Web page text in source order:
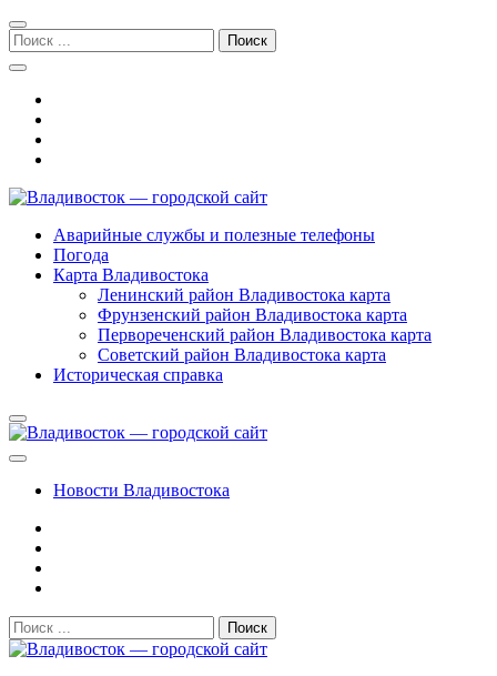
Перейти
к
навигации
Перейти
к
содержимому
Поиск:
Владивосток — городской сайт
Аварийные службы и полезные телефоны
Погода
Карта Владивостока
Ленинский район Владивостока карта
Фрунзенский район Владивостока карта
Первореченский район Владивостока карта
Советский район Владивостока карта
Историческая справка
Новости Владивостока
Поиск: